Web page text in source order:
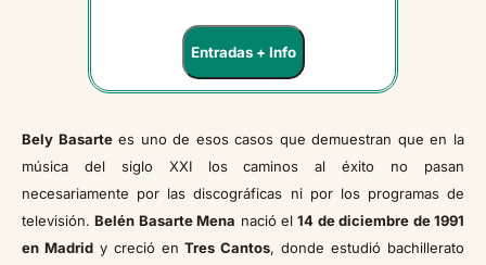
Entradas + Info
Bely Basartees uno de esos casos que demuestran que en la
música del siglo XXI los caminos al éxito no pasan
necesariamente por las discográficas ni por los programas de
televisión.Belén Basarte Mena nació el14 de diciembre de 1991
en Madridy creció enTres Cantos, donde estudió bachillerato